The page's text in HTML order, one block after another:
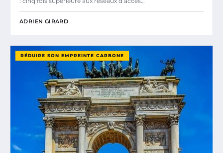
ADRIEN GIRARD
RÉDUIRE SON EMPREINTE CARBONE